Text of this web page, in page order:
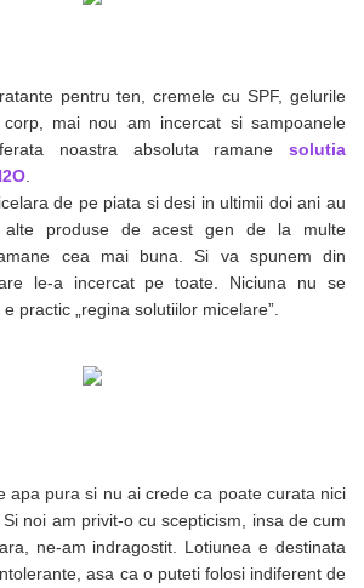
pentru ten, cremele cu SPF, gelurile
mai nou am incercat si sampoanele
noastra absoluta ramane
solutia
de pe piata si desi in ultimii doi ani au
alte produse de acest gen de la multe
cea mai buna. Si va spunem din
le-a incercat pe toate. Niciuna nu se
practic „regina solutiilor micelare”.
apa pura si nu ai crede ca poate curata nici
noi am privit-o cu scepticism, insa de cum
ne-am indragostit. Lotiunea e destinata
asa ca o puteti folosi indiferent de